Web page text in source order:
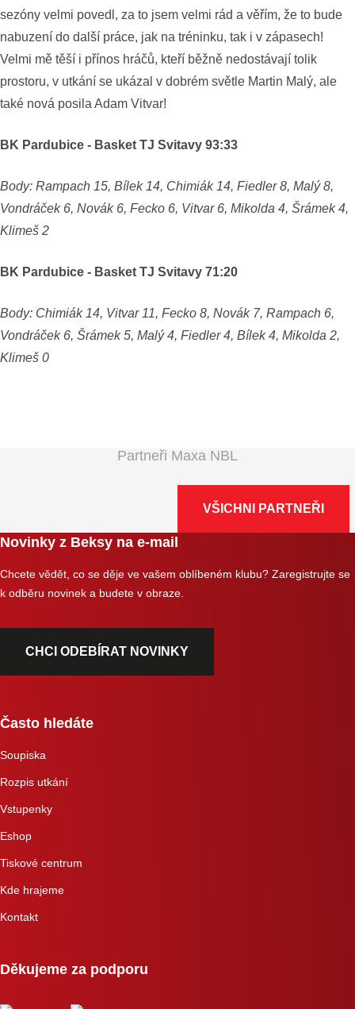
sezóny velmi povedl, za to jsem velmi rád a věřím, že to bude
nabuzení do další práce, jak na tréninku, tak i v zápasech!
Velmi mě těší i přínos hráčů, kteří běžně nedostávají tolik
prostoru, v utkání se ukázal v dobrém světle Martin Malý, ale
také nová posila Adam Vitvar!
BK Pardubice - Basket TJ Svitavy 93:33
Body: Rampach 15, Bílek 14, Chimiák 14, Fiedler 8, Malý 8,
Vondráček 6, Novák 6, Fecko 6, Vitvar 6, Mikolda 4, Šrámek 4,
Klimeš 2
BK Pardubice - Basket TJ Svitavy 71:20
Body: Chimiák 14, Vitvar 11, Fecko 8, Novák 7, Rampach 6,
Vondráček 6, Šrámek 5, Malý 4, Fiedler 4, Bílek 4, Mikolda 2,
Klimeš 0
Partneři Maxa NBL
VŠICHNI PARTNEŘI
Novinky z Beksy na e-mail
Chcete vědět, co se děje ve vašem oblíbeném klubu? Zaregistrujte se
k odběru novinek a budete v obraze.
CHCI ODEBÍRAT NOVINKY
Často hledáte
Soupiska
Rozpis utkání
Vstupenky
Eshop
Tiskové centrum
Kde hrajeme
Kontakt
Děkujeme za podporu